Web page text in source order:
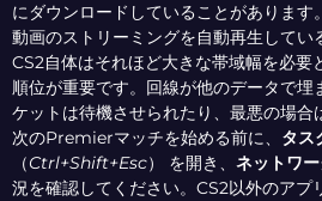
にダウンロードしていることがありま
動画のストリーミングを自動再生してい
CS2自体はそれほど大きな帯域幅を必要
順位が重要です。回線が他のデータで
ケットは待機させられたり、最悪の場合
次のPremierマッチを始める前に、 タス
（Ctrl+Shift+Esc） を開き、 ネットワ
況を確認してください。CS2以外のアプ